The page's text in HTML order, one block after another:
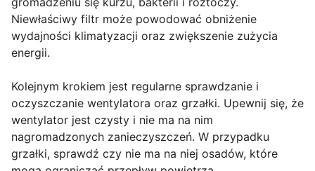
Niewłaściwy filtr może powodować obniżenie
wydajności klimatyzacji oraz zwiększenie zużycia
energii.
Kolejnym krokiem jest regularne sprawdzanie i
oczyszczanie wentylatora oraz grzałki. Upewnij się, że
wentylator jest czysty i nie ma na nim
nagromadzonych zanieczyszczeń. W przypadku
grzałki, sprawdź czy nie ma na niej osadów, które